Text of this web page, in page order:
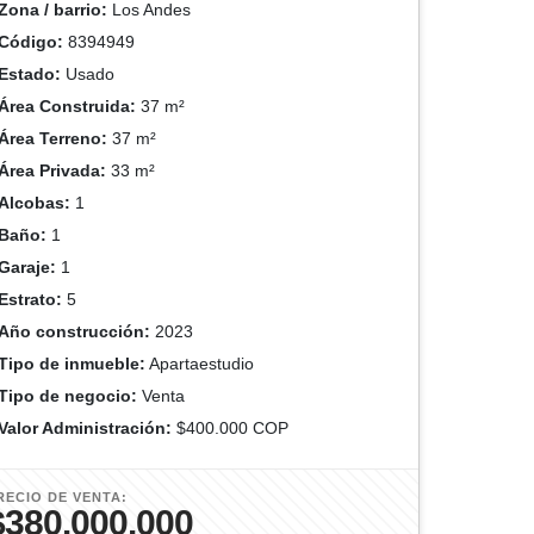
/ barrio: Los Andes
8394949
Usado
Construida: 37 m²
Terreno: 37 m²
Privada: 33 m²
1
1
1
5
construcción: 2023
de inmueble: Apartaestudio
de negocio: Venta
Administración: $400.000 COP
DE VENTA: